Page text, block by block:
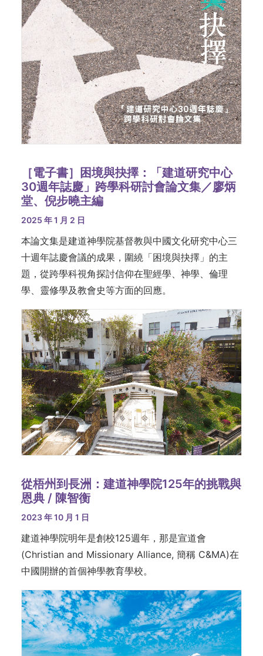
［電子書］困境與抉擇：「建道研究中心
30週年誌慶」跨學科研討會論文集／廖炳
堂、倪步曉主編
2025 年 1 月 2 日
本論文集是建道神學院基督教與中國文化研究中心三
十週年誌慶會議的成果，圍繞「困境與抉擇」的主
題，從跨學科視角探討信仰在聖經學、神學、倫理
學、靈修學及教會史等方面的回應。
從梧州到長洲：建道神學院125年的挑戰與
恩典 / 陳智衡
2023 年 10 月 1 日
建道神學院明年是創校125週年，那是宣道會
(Christian and Missionary Alliance, 簡稱 C&MA)在
中國開辦的首個神學教育學校。